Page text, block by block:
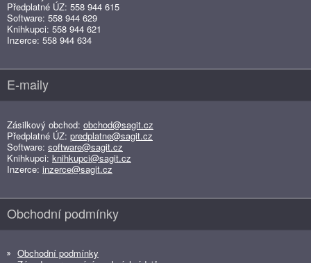
Předplatné ÚZ: 558 944 615
Software: 558 944 629
Knihkupci: 558 944 621
Inzerce: 558 944 634
E-maily
Zásilkový obchod: obchod@sagit.cz
Předplatné ÚZ: predplatne@sagit.cz
Software: software@sagit.cz
Knihkupci: knihkupci@sagit.cz
Inzerce: inzerce@sagit.cz
Obchodní podmínky
Obchodní podmínky